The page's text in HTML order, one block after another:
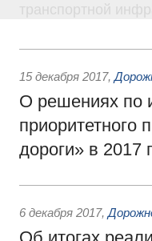
15 декабря 2017,
О решениях по
приоритетного
дороги» в 2017
6 декабря 2017,